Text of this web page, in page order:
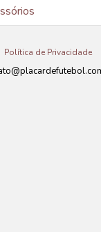
Política de Privacidade